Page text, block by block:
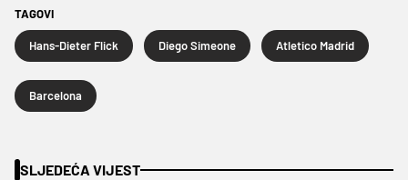
TAGOVI
Hans-Dieter Flick Diego Simeone Atletico Madrid
Barcelona
SLJEDEĆA VIJEST